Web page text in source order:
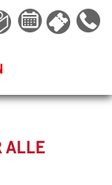
ALLE